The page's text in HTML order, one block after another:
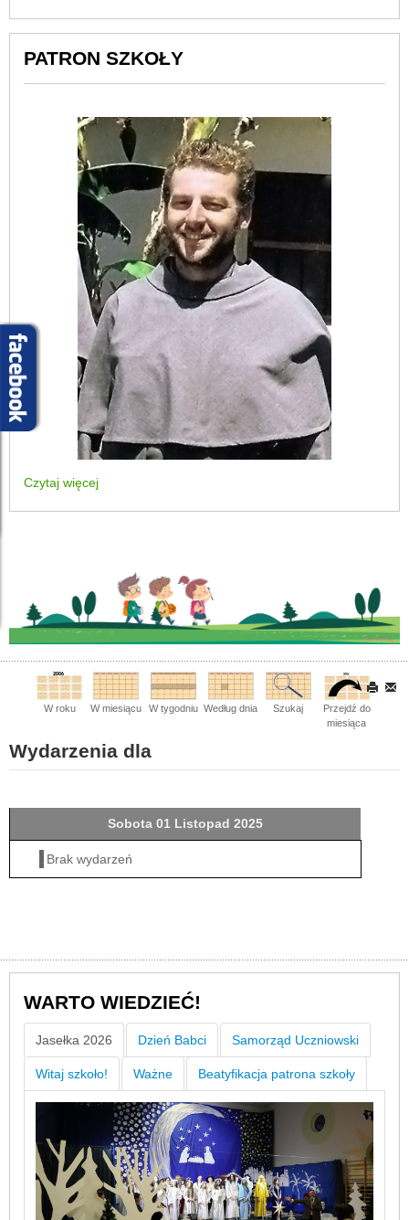
PATRON SZKOŁY
Czytaj więcej
W roku W miesiącu W tygodniu Według dnia Szukaj
Przejdź do
miesiąca
Wydarzenia dla
Sobota 01 Listopad 2025
Brak wydarzeń
WARTO WIEDZIEĆ!
Jasełka 2026 Dzień Babci Samorząd Uczniowski
Witaj szkoło! Ważne Beatyfikacja patrona szkoły